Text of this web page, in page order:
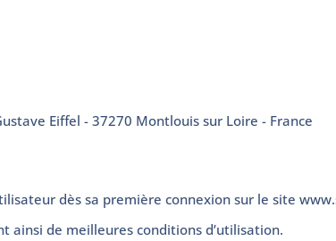
Eiffel - 37270 Montlouis sur Loire - France
dès sa première connexion sur le site
ainsi de meilleures conditions d’utilisation.